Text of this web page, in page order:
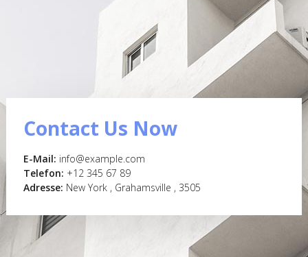
Contact Us Now
E-Mail: info@example.com
Telefon: +12 345 67 89
Adresse: New York , Grahamsville , 3505